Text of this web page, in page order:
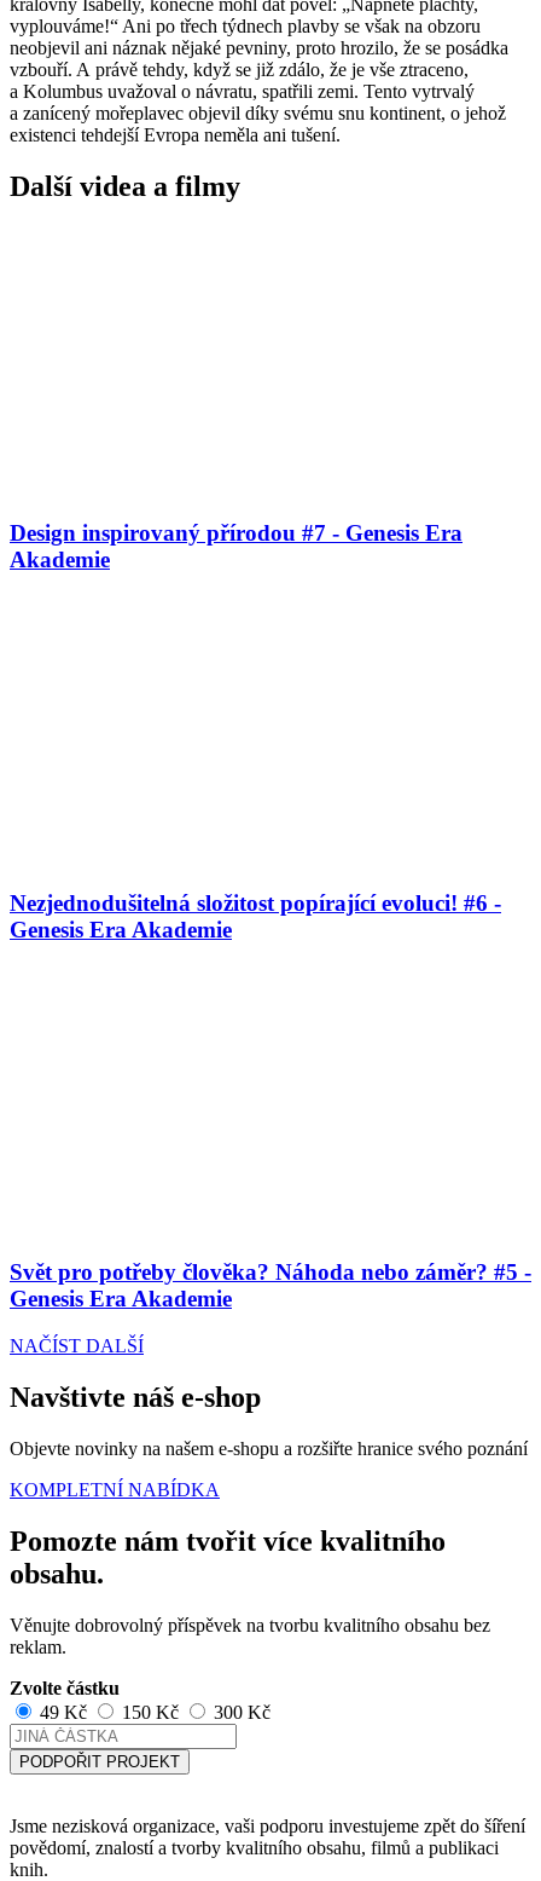
královny Isabelly, konečně mohl dát povel: „Napněte plachty,
vyplouváme!“ Ani po třech týdnech plavby se však na obzoru
neobjevil ani náznak nějaké pevniny, proto hrozilo, že se posádka
vzbouří. A právě tehdy, když se již zdálo, že je vše ztraceno,
a Kolumbus uvažoval o návratu, spatřili zemi. Tento vytrvalý
a zanícený mořeplavec objevil díky svému snu kontinent, o jehož
existenci tehdejší Evropa neměla ani tušení.
Další videa a filmy
Design inspirovaný přírodou #7 - Genesis Era
Akademie
Nezjednodušitelná složitost popírající evoluci! #6 -
Genesis Era Akademie
Svět pro potřeby člověka? Náhoda nebo záměr? #5 -
Genesis Era Akademie
NAČÍST DALŠÍ
Navštivte náš e-shop
Objevte novinky na našem e-shopu a rozšiřte hranice svého poznání
KOMPLETNÍ NABÍDKA
Pomozte nám tvořit více kvalitního
obsahu.
Věnujte dobrovolný příspěvek na tvorbu kvalitního obsahu bez
reklam.
Zvolte částku
49 Kč
150 Kč 300 Kč
PODPOŘIT PROJEKT
Jsme nezisková organizace, vaši podporu investujeme zpět do šíření
povědomí, znalostí a tvorby kvalitního obsahu, filmů a publikaci
knih.